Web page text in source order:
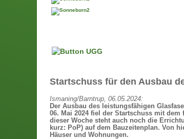
Startschuss für den Ausbau
Ismaning/Barntrup, 06.05.2024:
Der Ausbau des leistungsfähigen
06. Mai 2024 fiel der Startschuss mit
dieser Woche steht auch noch die
kurz: PoP) auf dem Bauzeitenplan. Von
Häuser und Wohnungen.